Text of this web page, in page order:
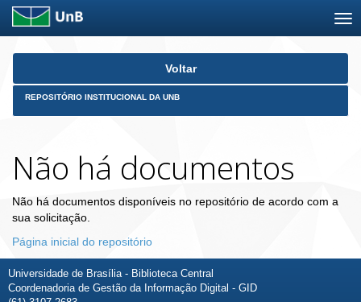
Skip
Voltar
REPOSITÓRIO INSTITUCIONAL DA UNB
Não há documentos
Não há documentos disponíveis no repositório de acordo com a
sua solicitação.
Página inicial do repositório
Universidade de Brasília - Biblioteca Central
Coordenadoria de Gestão da Informação Digital - GID